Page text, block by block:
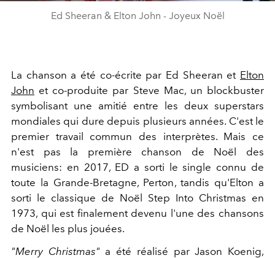
Ed Sheeran & Elton John - Joyeux Noël
La chanson a été co-écrite par Ed Sheeran et Elton
John et co-produite par Steve Mac, un blockbuster
symbolisant une amitié entre les deux superstars
mondiales qui dure depuis plusieurs années. C'est le
premier travail commun des interprètes. Mais ce
n'est pas la première chanson de Noël des
musiciens: en 2017, ED a sorti le single connu de
toute la Grande-Bretagne, Perton, tandis qu'Elton a
sorti le classique de Noël Step Into Christmas en
1973, qui est finalement devenu l'une des chansons
de Noël les plus jouées.
"Merry Christmas" a été réalisé par Jason Koenig,